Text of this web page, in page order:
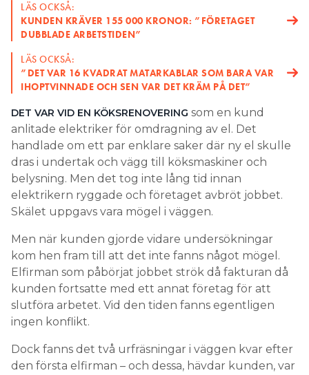
LÄS OCKSÅ:
KUNDEN KRÄVER 155 000 KRONOR: ”FÖRETAGET
DUBBLADE ARBETSTIDEN”
LÄS OCKSÅ:
”DET VAR 16 KVADRAT MATARKABLAR SOM BARA VAR
IHOPTVINNADE OCH SEN VAR DET KRÄM PÅ DET”
DET VAR VID EN KÖKSRENOVERING som en kund
anlitade elektriker för omdragning av el. Det
handlade om ett par enklare saker där ny el skulle
dras i undertak och vägg till köksmaskiner och
belysning. Men det tog inte lång tid innan
elektrikern ryggade och företaget avbröt jobbet.
Skälet uppgavs vara mögel i väggen.
Men när kunden gjorde vidare undersökningar
kom hen fram till att det inte fanns något mögel.
Elfirman som påbörjat jobbet strök då fakturan då
kunden fortsatte med ett annat företag för att
slutföra arbetet. Vid den tiden fanns egentligen
ingen konflikt.
Dock fanns det två urfräsningar i väggen kvar efter
den första elfirman – och dessa, hävdar kunden, var